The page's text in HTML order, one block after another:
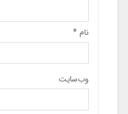
نام*
وب‌سایت